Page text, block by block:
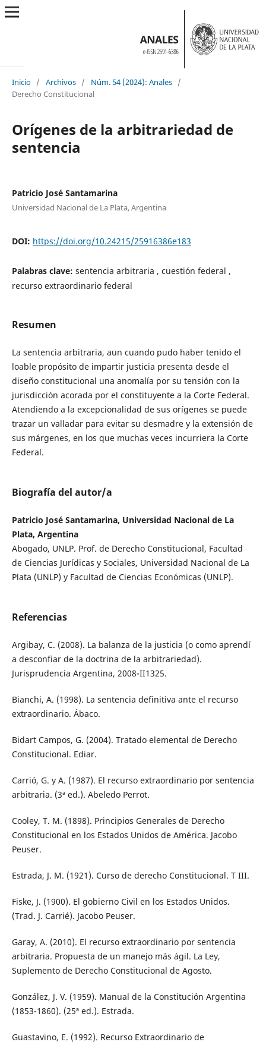
Inicio / Archivos / Núm. 54 (2024): Anales /
Derecho Constitucional
Orígenes de la arbitrariedad de
sentencia
Patricio José Santamarina
Universidad Nacional de La Plata, Argentina
DOI: https://doi.org/10.24215/25916386e183
Palabras clave: sentencia arbitraria , cuestión federal ,
recurso extraordinario federal
Resumen
La sentencia arbitraria, aun cuando pudo haber tenido el
loable propósito de impartir justicia presenta desde el
diseño constitucional una anomalía por su tensión con la
jurisdicción acorada por el constituyente a la Corte Federal.
Atendiendo a la excepcionalidad de sus orígenes se puede
trazar un valladar para evitar su desmadre y la extensión de
sus márgenes, en los que muchas veces incurriera la Corte
Federal.
Biografía del autor/a
Patricio José Santamarina, Universidad Nacional de La
Plata, Argentina
Abogado, UNLP. Prof. de Derecho Constitucional, Facultad
de Ciencias Jurídicas y Sociales, Universidad Nacional de La
Plata (UNLP) y Facultad de Ciencias Económicas (UNLP).
Referencias
Argibay, C. (2008). La balanza de la justicia (o como aprendí
a desconfiar de la doctrina de la arbitrariedad).
Jurisprudencia Argentina, 2008-II1325.
Bianchi, A. (1998). La sentencia definitiva ante el recurso
extraordinario. Ábaco.
Bidart Campos, G. (2004). Tratado elemental de Derecho
Constitucional. Ediar.
Carrió, G. y A. (1987). El recurso extraordinario por sentencia
arbitraria. (3ª ed.). Abeledo Perrot.
Cooley, T. M. (1898). Principios Generales de Derecho
Constitucional en los Estados Unidos de América. Jacobo
Peuser.
Estrada, J. M. (1921). Curso de derecho Constitucional. T III.
Fiske, J. (1900). El gobierno Civil en los Estados Unidos.
(Trad. J. Carrié). Jacobo Peuser.
Garay, A. (2010). El recurso extraordinario por sentencia
arbitraria. Propuesta de un manejo más ágil. La Ley,
Suplemento de Derecho Constitucional de Agosto.
González, J. V. (1959). Manual de la Constitución Argentina
(1853-1860). (25ª ed.). Estrada.
Guastavino, E. (1992). Recurso Extraordinario de